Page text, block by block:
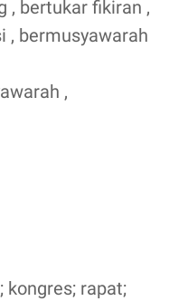
, bermusyawarah
kongres; rapat;